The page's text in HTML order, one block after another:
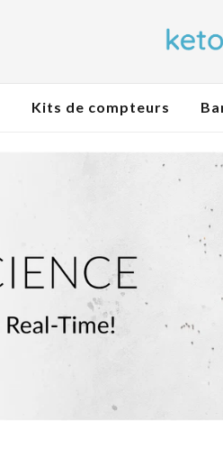
Kits de compteurs